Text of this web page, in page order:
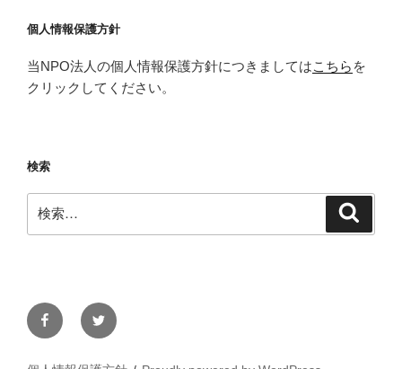
個人情報保護方針
当NPO法人の個人情報保護方針につきましてはこちら を
クリックしてください。
検索
索:
FacebookTwitter